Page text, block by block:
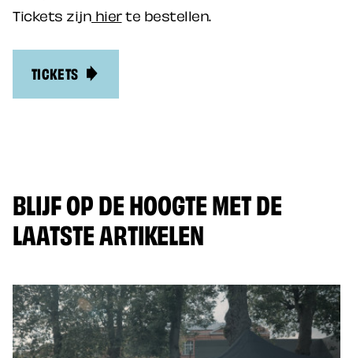
Tickets zijn hierte bestellen.
TICKETS
BLIJF OP DE HOOGTE MET DE
LAATSTE ARTIKELEN